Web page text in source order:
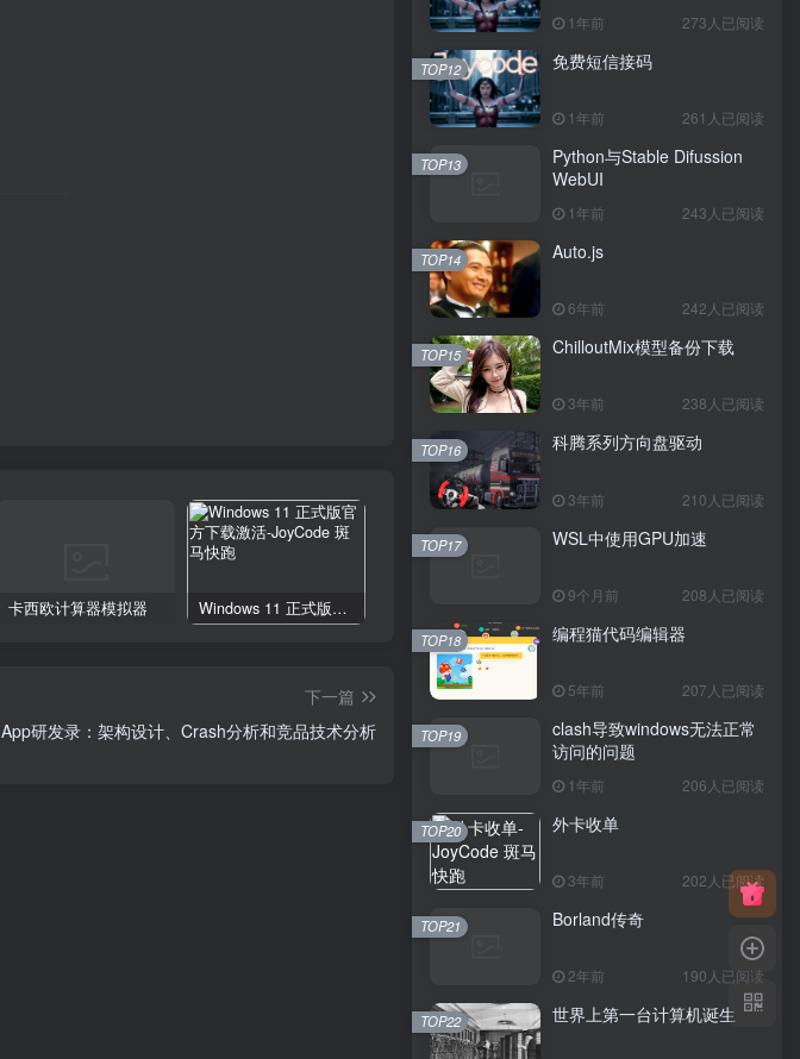
卡西欧计算器模拟器 Windows 11 正式版官方下载激活 Delphi 下深入Windows核心编程
下一篇
App研发录：架构设计、Crash分析和竞品技术分析
1年前 273人已阅读
免费短信接码
1年前 261人已阅读
TOP12
Python与Stable Difussion
WebUI
1年前 243人已阅读
TOP13
Auto.js
6年前 242人已阅读
TOP14
ChilloutMix模型备份下载
3年前 238人已阅读
TOP15
科腾系列方向盘驱动
3年前 210人已阅读
TOP16
WSL中使用GPU加速
9个月前 208人已阅读
TOP17
编程猫代码编辑器
5年前 207人已阅读
TOP18
clash导致windows无法正常
访问的问题
1年前 206人已阅读
TOP19
外卡收单
3年前 202人已阅读
TOP20
Borland传奇
2年前 190人已阅读
TOP21
世界上第一台计算机诞生
TOP22